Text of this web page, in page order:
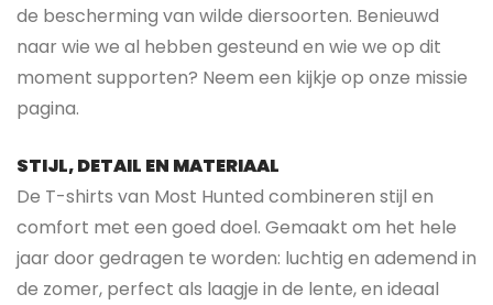
de bescherming van wilde diersoorten. Benieuwd
naar wie we al hebben gesteund en wie we op dit
moment supporten? Neem een kijkje op onze missie
pagina.
STIJL, DETAIL EN MATERIAAL
De T-shirts van Most Hunted combineren stijl en
comfort met een goed doel. Gemaakt om het hele
jaar door gedragen te worden: luchtig en ademend in
de zomer, perfect als laagje in de lente, en ideaal